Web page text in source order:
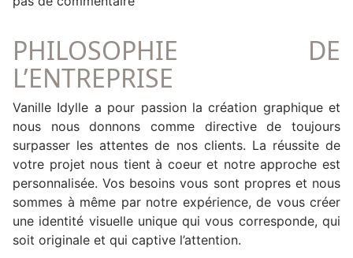
PHILOSOPHIE DE
L’ENTREPRISE
Vanille Idylle a pour passion la création graphique et
nous nous donnons comme directive de toujours
surpasser les attentes de nos clients. La réussite de
votre projet nous tient à coeur et notre approche est
personnalisée. Vos besoins vous sont propres et nous
sommes à même par notre expérience, de vous créer
une identité visuelle unique qui vous corresponde, qui
soit originale et qui captive l’attention.